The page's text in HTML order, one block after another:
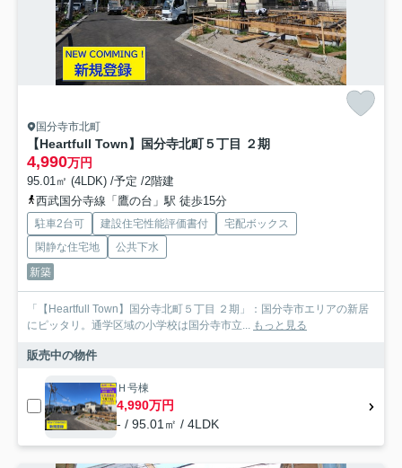
国分寺市北町
【Heartfull Town】国分寺北町５丁目 ２期
4,990万円
95.01㎡ (4LDK) /予定 /2階建
西武国分寺線「鷹の台」駅 徒歩15分
駐車2台可 建設住宅性能評価書付
宅配ボックス
閑静な住宅地
公共下水
新築
「【Heartfull Town】国分寺北町５丁目 ２期」：国分寺市エリアの新居
にピッタリ。通学区域の小学校は国分寺市立...
もっと見る
販売中の物件
Ｈ号棟
4,990万円
- / 95.01㎡ / 4LDK